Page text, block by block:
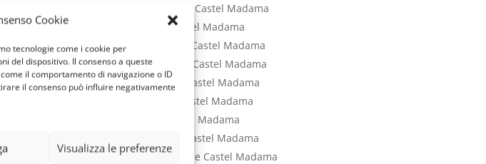
Cookie
tecnologie come i cookie per
del dispositivo. Il consenso a queste
il comportamento di navigazione o ID
il consenso può influire negativamente
Visualizza le preferenze
Installazione Scalda Acqua a Gas Vaillant Castel Madama
Scalda Acqua a Gas Vaillant Castel Madama
Scalda Acqua a Gas Vaillant Castel Madama
Scalda Acqua a Gas Vaillant Castel Madama
Blu Scalda Acqua a Gas Vaillant Castel Madama
Check Up Scalda Acqua a Gas Vaillant Castel Madama
Pulizia Scalda Acqua a Gas Vaillant Castel Madama
Scalda Acqua a Gas Vaillant Assistenza Castel Madama
Acqua a Gas Vaillant Manutenzione Castel Madama